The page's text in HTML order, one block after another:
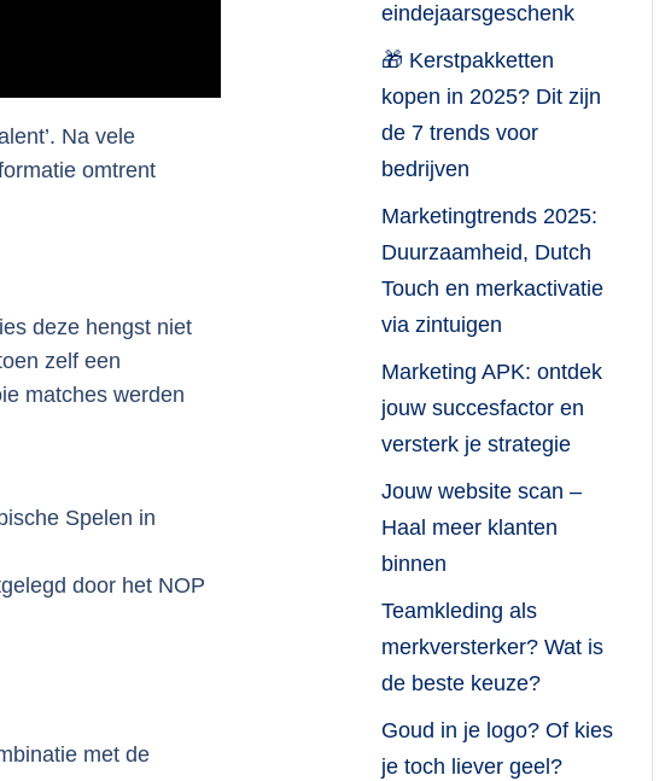
Na vele
omtrent
deze hengst niet
zelf een
matches werden
Spelen in
door het NOP
met de
eindejaarsgeschenk
🎁 Kerstpakketten
kopen in 2025? Dit zijn
de 7 trends voor
bedrijven
Marketingtrends 2025:
Duurzaamheid, Dutch
Touch en merkactivatie
via zintuigen
Marketing APK: ontdek
jouw succesfactor en
versterk je strategie
Jouw website scan –
Haal meer klanten
binnen
Teamkleding als
merkversterker? Wat is
de beste keuze?
Goud in je logo? Of kies
je toch liever geel?